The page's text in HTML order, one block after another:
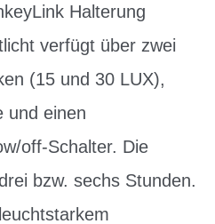
Halterung
verfügt über zwei
(15 und 30 LUX),
und einen
off-Schalter. Die
bzw. sechs Stunden.